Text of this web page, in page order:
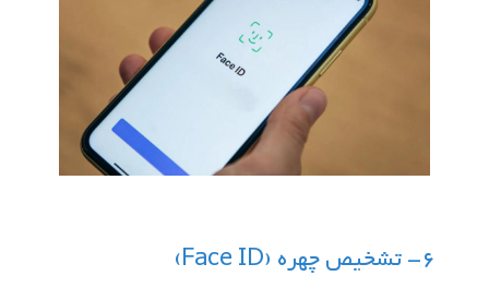
6- تشخیص چهره (Face ID)